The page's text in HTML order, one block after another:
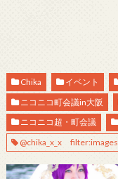
Chika イベント
ニコニコ町会議in大阪
ニコニコ超・町会議
@chika_x_x filter:images